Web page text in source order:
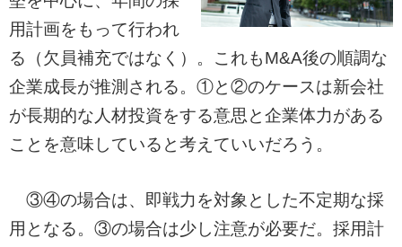
用計画をもって行われ
る（欠員補充ではなく）。これもM&A後の順調な
企業成長が推測される。①と②のケースは新会社
が長期的な人材投資をする意思と企業体力がある
ことを意味していると考えていいだろう。
③④の場合は、即戦力を対象とした不定期な採
用となる。③の場合は少し注意が必要だ。採用計